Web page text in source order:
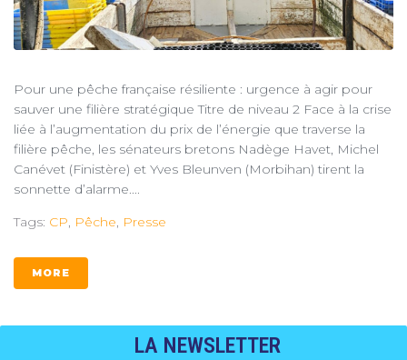
Pour une pêche française résiliente : urgence à agir pour
sauver une filière stratégique Titre de niveau 2 Face à la crise
liée à l’augmentation du prix de l’énergie que traverse la
filière pêche, les sénateurs bretons Nadège Havet, Michel
Canévet (Finistère) et Yves Bleunven (Morbihan) tirent la
sonnette d’alarme....
Tags: CP, Pêche, Presse
MORE
LA NEWSLETTER